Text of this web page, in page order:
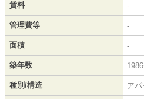
賃料 -
管理費等 -
面積 -
築年数
種別/構造 ア